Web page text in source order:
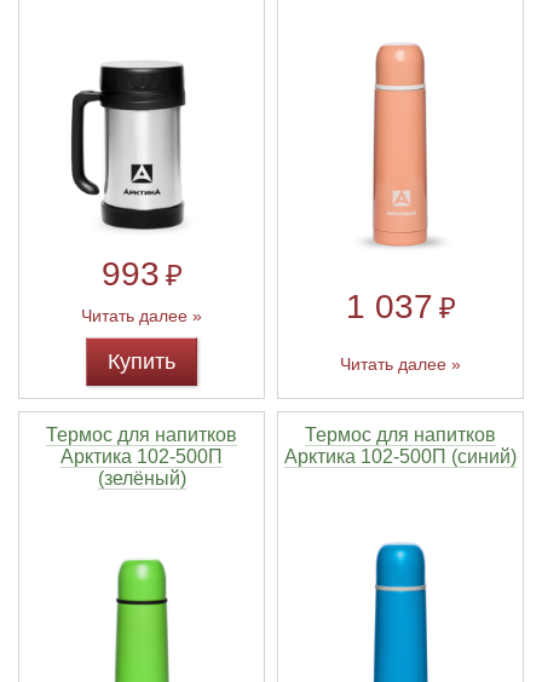
993 ₽
Читать далее »
Купить
1 037 ₽
Читать далее »
Термос для напитков
Арктика 102-500П
(зелёный)
Термос для напитков
Арктика 102-500П (синий)